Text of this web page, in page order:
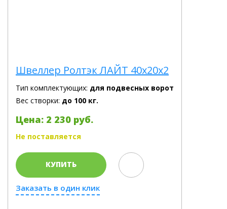
Швеллер Ролтэк ЛАЙТ 40х20х2
Тип комплектующих: для подвесных ворот
Вес створки: до 100 кг.
Цена: 2 230 руб.
Не поставляется
КУПИТЬ
Заказать в один клик